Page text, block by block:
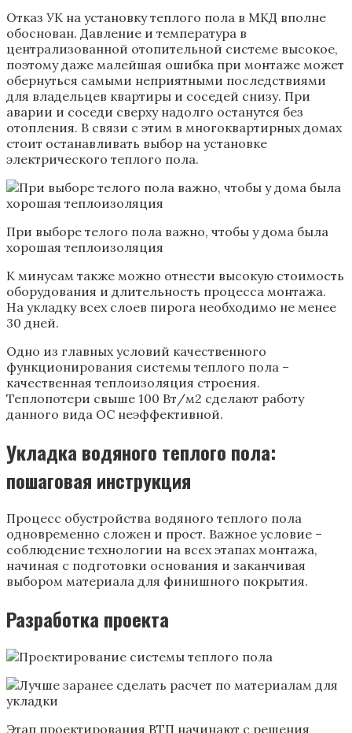
Отказ УК на установку теплого пола в МКД вполне
обоснован. Давление и температура в
централизованной отопительной системе высокое,
поэтому даже малейшая ошибка при монтаже может
обернуться самыми неприятными последствиями
для владельцев квартиры и соседей снизу. При
аварии и соседи сверху надолго останутся без
отопления. В связи с этим в многоквартирных домах
стоит останавливать выбор на установке
электрического теплого пола.
При выборе телого пола важно, чтобы у дома была
хорошая теплоизоляция
К минусам также можно отнести высокую стоимость
оборудования и длительность процесса монтажа.
На укладку всех слоев пирога необходимо не менее
30 дней.
Одно из главных условий качественного
функционирования системы теплого пола –
качественная теплоизоляция строения.
Теплопотери свыше 100 Вт/м2 сделают работу
данного вида ОС неэффективной.
Укладка водяного теплого пола:
пошаговая инструкция
Процесс обустройства водяного теплого пола
одновременно сложен и прост. Важное условие –
соблюдение технологии на всех этапах монтажа,
начиная с подготовки основания и заканчивая
выбором материала для финишного покрытия.
Разработка проекта
Этап проектирования ВТП начинают с решения